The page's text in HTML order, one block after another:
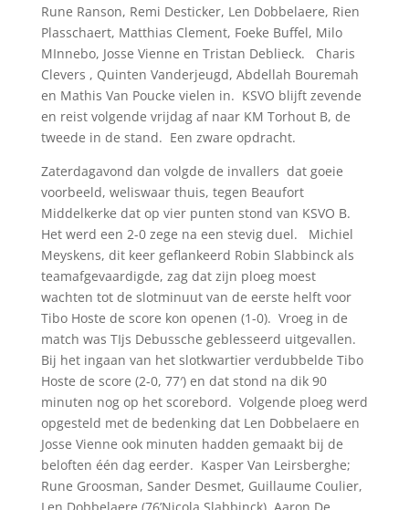
Rune Ranson, Remi Desticker, Len Dobbelaere, Rien
Plasschaert, Matthias Clement, Foeke Buffel, Milo
MInnebo, Josse Vienne en Tristan Deblieck. Charis
Clevers , Quinten Vanderjeugd, Abdellah Bouremah
en Mathis Van Poucke vielen in. KSVO blijft zevende
en reist volgende vrijdag af naar KM Torhout B, de
tweede in de stand. Een zware opdracht.
Zaterdagavond dan volgde de invallers dat goeie
voorbeeld, weliswaar thuis, tegen Beaufort
Middelkerke dat op vier punten stond van KSVO B.
Het werd een 2-0 zege na een stevig duel. Michiel
Meyskens, dit keer geflankeerd Robin Slabbinck als
teamafgevaardigde, zag dat zijn ploeg moest
wachten tot de slotminuut van de eerste helft voor
Tibo Hoste de score kon openen (1-0). Vroeg in de
match was TIjs Debussche geblesseerd uitgevallen.
Bij het ingaan van het slotkwartier verdubbelde Tibo
Hoste de score (2-0, 77′) en dat stond na dik 90
minuten nog op het scorebord. Volgende ploeg werd
opgesteld met de bedenking dat Len Dobbelaere en
Josse Vienne ook minuten hadden gemaakt bij de
beloften één dag eerder. Kasper Van Leirsberghe;
Rune Groosman, Sander Desmet, Guillaume Coulier,